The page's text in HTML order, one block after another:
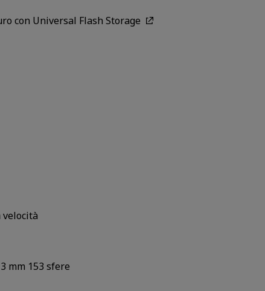
con Universal Flash Storage
mm 153 sfere